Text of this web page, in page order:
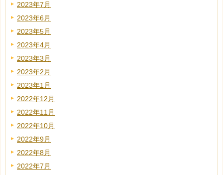
2023年7月
2023年6月
2023年5月
2023年4月
2023年3月
2023年2月
2023年1月
2022年12月
2022年11月
2022年10月
2022年9月
2022年8月
2022年7月